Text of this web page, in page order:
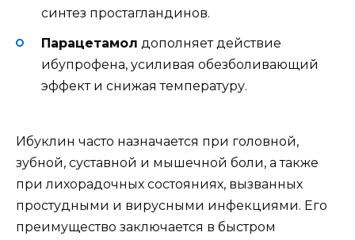
синтез простагландинов.
Парацетамол дополняет действие
ибупрофена, усиливая обезболивающий
эффект и снижая температуру.
Ибуклин часто назначается при головной,
зубной, суставной и мышечной боли, а также
при лихорадочных состояниях, вызванных
простудными и вирусными инфекциями. Его
преимущество заключается в быстром